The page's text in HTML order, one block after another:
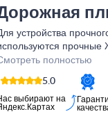
устройства
призванные
автомобильный
полностью
5.0
выбирают на